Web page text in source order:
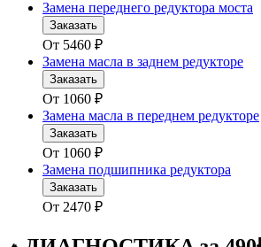
Замена переднего редуктора моста
Заказать
От 5460 ₽
Замена масла в заднем редукторе
Заказать
От 1060 ₽
Замена масла в переднем редукторе
Заказать
От 1060 ₽
Замена подшипника редуктора
Заказать
От 2470 ₽